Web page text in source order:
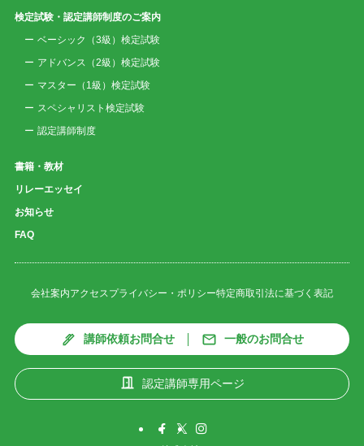
検定試験・認定講師制度のご案内
ベーシック（3級）検定試験
アドバンス（2級）検定試験
マスター（1級）検定試験
スペシャリスト検定試験
認定講師制度
書籍・教材
リレーエッセイ
お知らせ
FAQ
会社案内アクセスプライバシー・ポリシー特定商取引法に基づく表記
講師依頼お問合せ 一般のお問合せ
認定講師専用ページ